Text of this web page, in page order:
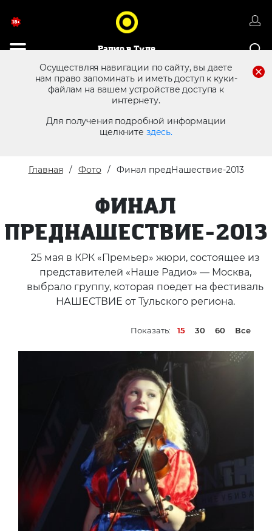
Радио в Туле
Осуществляя навигации по сайту, вы даете
нам право запоминать и иметь доступ к куки-
файлам на вашем устройстве доступа к
интернету.
Для получения подробной информации
щелкните здесь.
8 (4872) 250 470 Реклама в эфире
Главная Фото Финал предНашествие-2013
ФИНАЛ
ПРЕДНАШЕСТВИЕ-2013
25 мая в КРК «Премьер» жюри, состоящее из
представителей «Наше Радио» — Москва,
выбрало группу, которая поедет на фестиваль
НАШЕСТВИЕ от Тульского региона.
Показать: 15 30 60 Все